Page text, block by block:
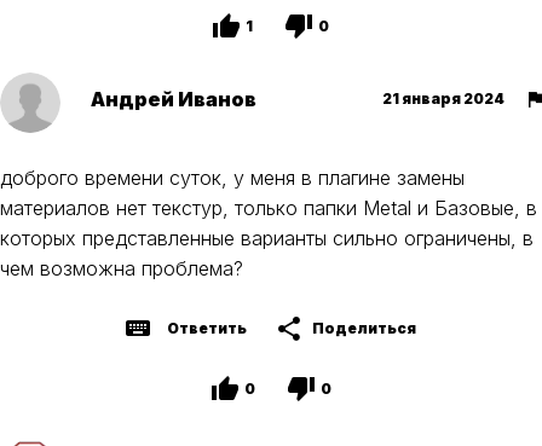
1 0
21 января 2024
Андрей Иванов
доброго времени суток, у меня в плагине замены
материалов нет текстур, только папки Metal и Базовые, в
которых представленные варианты сильно ограничены, в
чем возможна проблема?
Ответить Поделиться
0 0